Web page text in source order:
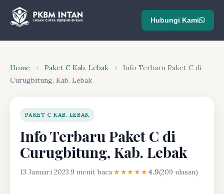
Hubungi Kami
Home › Paket C Kab. Lebak ›
Info Terbaru Paket C di
Curugbitung, Kab. Lebak
PAKET C KAB. LEBAK
Info Terbaru Paket C di
Curugbitung, Kab. Lebak
13 Januari 2023·9 menit baca·★★★★★4.9(209 ulasan)